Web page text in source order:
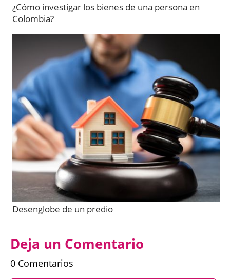
¿Cómo investigar los bienes de una persona en
Colombia?
Desenglobe de un predio
Deja un Comentario
0 Comentarios